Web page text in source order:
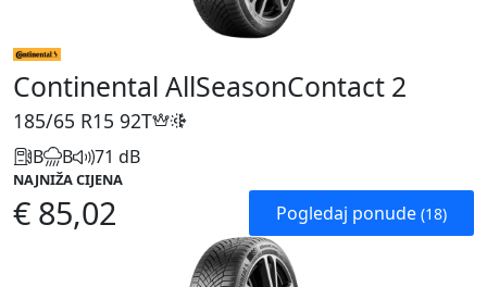
Continental AllSeasonContact 2
185/65 R15 92T
B B 71 dB
NAJNIŽA CIJENA
€ 85,02 Pogledaj ponude (18)